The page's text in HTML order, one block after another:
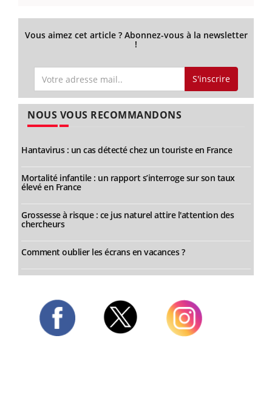
Vous aimez cet article ? Abonnez-vous à la newsletter
!
S'inscrire
NOUS VOUS RECOMMANDONS
Hantavirus : un cas détecté chez un touriste en France
Mortalité infantile : un rapport s’interroge sur son taux
élevé en France
Grossesse à risque : ce jus naturel attire l'attention des
chercheurs
Comment oublier les écrans en vacances ?